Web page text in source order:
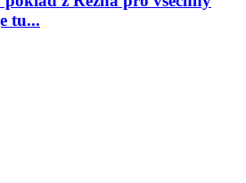
tu...